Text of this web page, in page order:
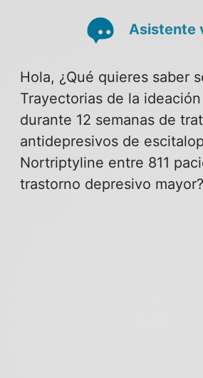
Asistente
Hola, ¿Qué quieres saber
Trayectorias de la
durante 12 semanas de
antidepresivos de
Nortriptyline entre 811
trastorno depresivo